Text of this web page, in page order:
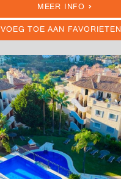
MEER INFO
VOEG TOE AAN FAVORIETEN